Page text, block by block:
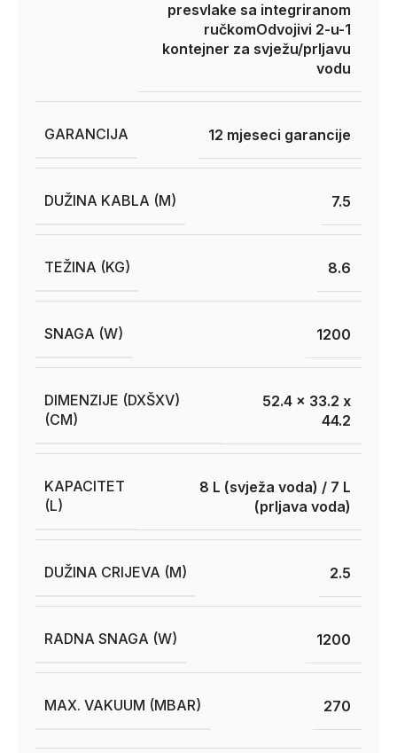
presvlake sa integriranom
ručkomOdvojivi 2-u-1
kontejner za svježu/prljavu
vodu
GARANCIJA 12 mjeseci garancije
DUŽINA KABLA (M) 7.5
TEŽINA (KG) 8.6
SNAGA (W) 1200
DIMENZIJE (DXŠXV)
(CM)
52.4 x 33.2 x
44.2
KAPACITET
(L)
8 L (svježa voda) / 7 L
(prljava voda)
DUŽINA CRIJEVA (M) 2.5
RADNA SNAGA (W) 1200
MAX. VAKUUM (MBAR) 270